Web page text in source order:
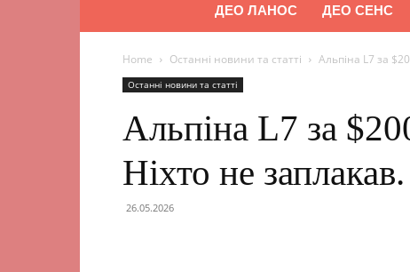
ДЕО ЛАНОС ДЕО СЕНС
Home Останні новини та статті Альпіна L7 за
Останні новини та статті
Альпіна L7 за
Ніхто не заплакав.
26.05.2026